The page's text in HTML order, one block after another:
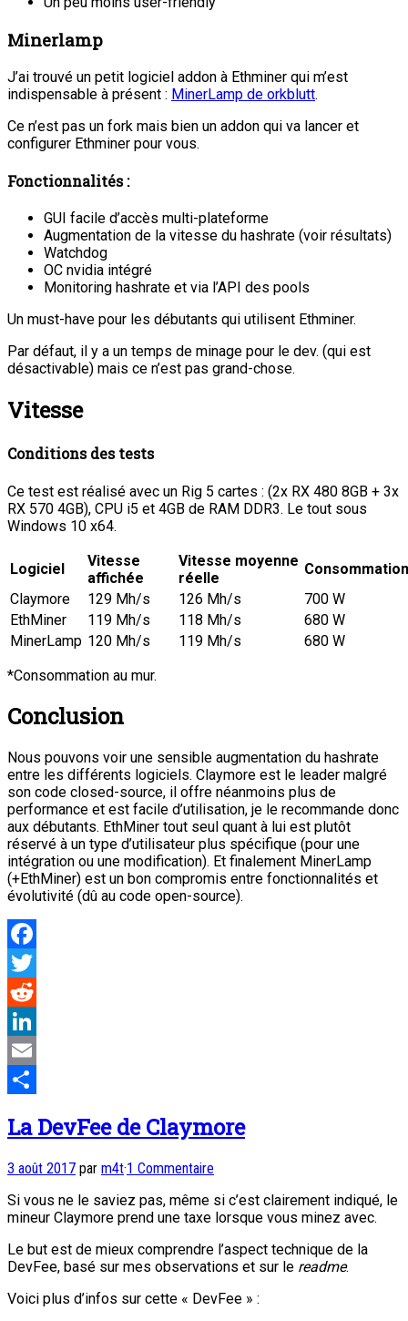
Minerlamp
J’ai trouvé un petit logiciel addon à Ethminer qui m’est
indispensable à présent : MinerLamp de orkblutt.
Ce n’est pas un fork mais bien un addon qui va lancer et
configurer Ethminer pour vous.
Fonctionnalités :
GUI facile d’accès multi-plateforme
Augmentation de la vitesse du hashrate (voir résultats)
Watchdog
OC nvidia intégré
Monitoring hashrate et via l’API des pools
Un must-have pour les débutants qui utilisent Ethminer.
Par défaut, il y a un temps de minage pour le dev. (qui est
désactivable) mais ce n’est pas grand-chose.
Vitesse
Conditions des tests
Ce test est réalisé avec un Rig 5 cartes : (2x RX 480 8GB + 3x
RX 570 4GB), CPU i5 et 4GB de RAM DDR3. Le tout sous
Windows 10 x64.
Logiciel
Vitesse
affichée
Vitesse moyenne
réelle
Claymore
129 Mh/s 126 Mh/s
700 W
EthMiner
119 Mh/s 118 Mh/s
680 W
MinerLamp 120 Mh/s 119 Mh/s
680 W
*Consommation au mur.
Conclusion
Nous pouvons voir une sensible augmentation du hashrate
entre les différents logiciels. Claymore est le leader malgré
son code closed-source, il offre néanmoins plus de
performance et est facile d’utilisation, je le recommande donc
aux débutants. EthMiner tout seul quant à lui est plutôt
réservé à un type d’utilisateur plus spécifique (pour une
intégration ou une modification). Et finalement MinerLamp
(+EthMiner) est un bon compromis entre fonctionnalités et
évolutivité (dû au code open-source).
Facebook
Twitter
Reddit
LinkedIn
Email
La DevFee de Claymore
3 août 2017 par m4t·1 Commentaire
Si vous ne le saviez pas, même si c’est clairement indiqué, le
mineur Claymore prend une taxe lorsque vous minez avec.
Le but est de mieux comprendre l’aspect technique de la
DevFee, basé sur mes observations et sur le readme.
Voici plus d’infos sur cette « DevFee » :